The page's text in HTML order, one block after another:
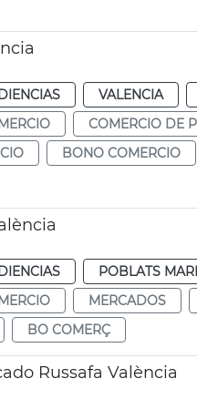
VALENCIA
COMERCIO DE
BONO COMERCIO
POBLATS
MERCADOS
BO COMERÇ
Russafa València